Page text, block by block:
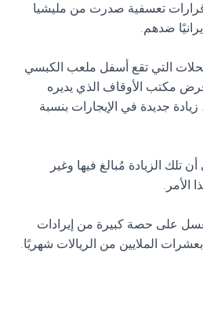
قرارات تعسفية صدرت من مليشيا
ضدهم.
التي تقع أسفل ملعب الكبسي
مكتب الأوقاف الذي يديره
جديدة في الإيجارات بنسبة
الزيادة مُبالغ فيها وغير
الأمر.
على حصة كبيرة من إيرادات
الملايين من الريالات شهريًا.